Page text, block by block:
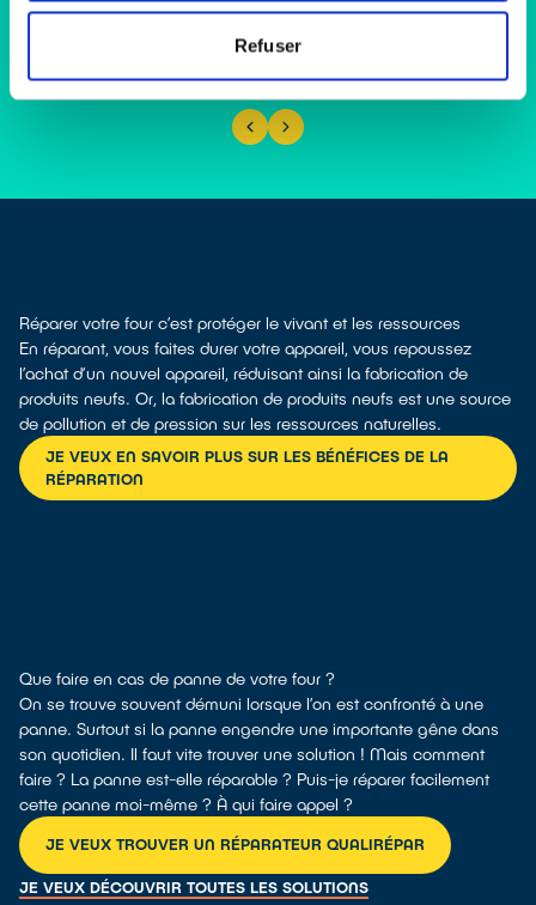
Refuser
Réparer votre four c’est protéger le vivant et les ressources
En réparant, vous faites durer votre appareil, vous repoussez
l’achat d’un nouvel appareil, réduisant ainsi la fabrication de
produits neufs. Or, la fabrication de produits neufs est une source
de pollution et de pression sur les ressources naturelles.
JE VEUX EN SAVOIR PLUS SUR LES BÉNÉFICES DE LA
RÉPARATION
Que faire en cas de panne de votre four ?
On se trouve souvent démuni lorsque l’on est confronté à une
panne. Surtout si la panne engendre une importante gêne dans
son quotidien. Il faut vite trouver une solution ! Mais comment
faire ? La panne est-elle réparable ? Puis-je réparer facilement
cette panne moi-même ? À qui faire appel ?
JE VEUX TROUVER UN RÉPARATEUR QUALIRÉPAR
JE VEUX DÉCOUVRIR TOUTES LES SOLUTIONS